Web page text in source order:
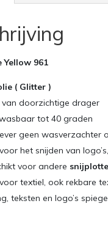
Yellow 961
( Glitter )
doorzichtige drager
tot 40 graden
geen wasverzachter
het snijden van
voor andere
textiel, ook rekbare
teksten en logo’s